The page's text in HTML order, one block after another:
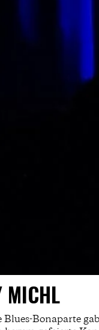
MICHL
Bonaparte